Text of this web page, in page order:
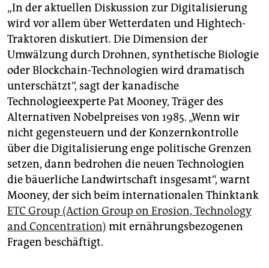
„In der aktuellen Diskussion zur Digitalisierung
wird vor allem über Wetterdaten und Hightech-
Traktoren diskutiert. Die Dimension der
Umwälzung durch Drohnen, synthetische Biologie
oder Blockchain-Technologien wird dramatisch
unterschätzt“, sagt der kanadische
Technologieexperte Pat Mooney, Träger des
Alternativen Nobelpreises von 1985. „Wenn wir
nicht gegensteuern und der Konzernkontrolle
über die Digitalisierung enge politische Grenzen
setzen, dann bedrohen die neuen Technologien
die bäuerliche Landwirtschaft insgesamt“, warnt
Mooney, der sich beim internationalen Thinktank
ETC Group (Action Group on Erosion, Technology
and Concentration) mit ernährungsbezogenen
Fragen beschäftigt.